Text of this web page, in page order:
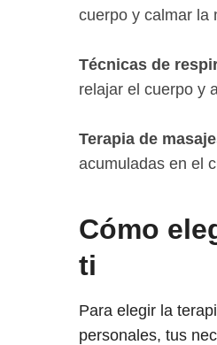
cuerpo y calmar la
Técnicas de
relajar el cuerpo y
Terapia de
acumuladas en el
Cómo
ti
Para elegir la
personales, tus